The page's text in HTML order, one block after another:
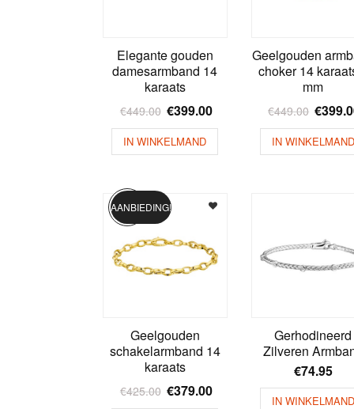
Elegante gouden
damesarmband 14
karaats
€449.00 €399.00
IN WINKELMAND
Geelgouden
choker 14
mm
€449.00 €
IN WINKELMAND
Geelgouden
schakelarmband 14
karaats
€425.00 €379.00
AANBIEDING!
Gerhodineerd
Zilveren
€74.95
IN WINKELMAND